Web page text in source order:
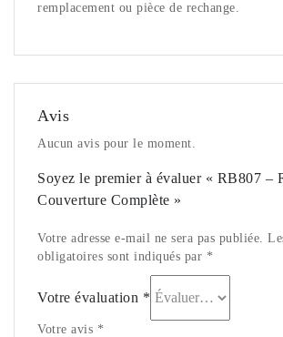
remplacement ou pièce de rechange.
Avis
Aucun avis pour le moment.
Soyez le premier à évaluer « RB807 –
Couverture Complète »
Votre adresse e-mail ne sera pas publiée.
obligatoires sont indiqués par *
Votre évaluation *
Votre avis *